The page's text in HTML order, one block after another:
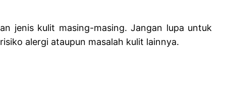
jenis kulit masing-masing. Jangan lupa untuk
alergi ataupun masalah kulit lainnya.